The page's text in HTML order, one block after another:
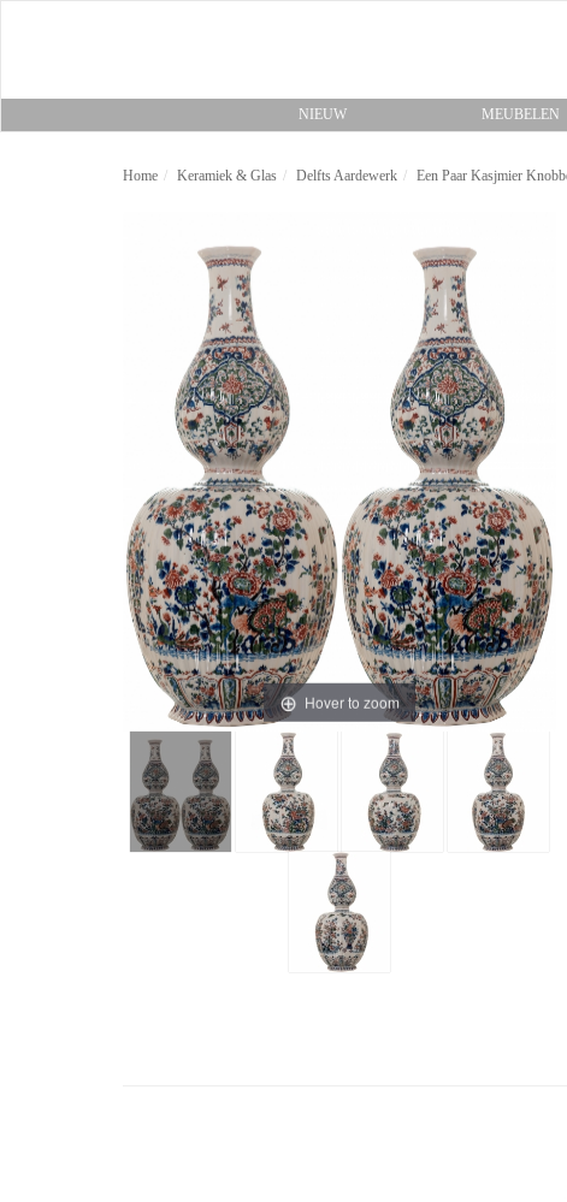
NIEUW MEUBELEN
Home Keramiek & Glas Delfts Aardewerk Een Paar Kasjmier
Hover to zoom